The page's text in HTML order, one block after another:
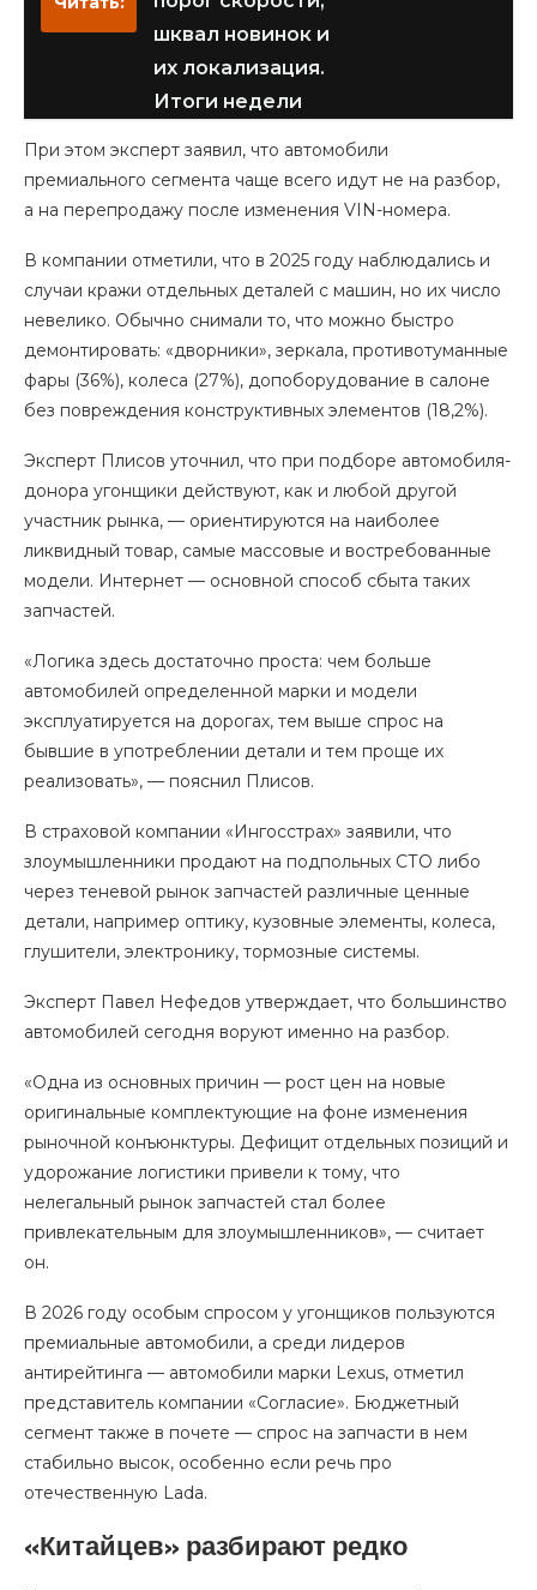
шквал новинок и
их локализация.
Итоги недели
При этом эксперт заявил, что автомобили
премиального сегмента чаще всего идут не на разбор,
а на перепродажу после изменения VIN-номера.
В компании отметили, что в 2025 году наблюдались и
случаи кражи отдельных деталей с машин, но их число
невелико. Обычно снимали то, что можно быстро
демонтировать: «дворники», зеркала, противотуманные
фары (36%), колеса (27%), допоборудование в салоне
без повреждения конструктивных элементов (18,2%).
Эксперт Плисов уточнил, что при подборе автомобиля-
донора угонщики действуют, как и любой другой
участник рынка, — ориентируются на наиболее
ликвидный товар, самые массовые и востребованные
модели. Интернет — основной способ сбыта таких
запчастей.
«Логика здесь достаточно проста: чем больше
автомобилей определенной марки и модели
эксплуатируется на дорогах, тем выше спрос на
бывшие в употреблении детали и тем проще их
реализовать», — пояснил Плисов.
В страховой компании «Ингосстрах» заявили, что
злоумышленники продают на подпольных СТО либо
через теневой рынок запчастей различные ценные
детали, например оптику, кузовные элементы, колеса,
глушители, электронику, тормозные системы.
Эксперт Павел Нефедов утверждает, что большинство
автомобилей сегодня воруют именно на разбор.
«Одна из основных причин — рост цен на новые
оригинальные комплектующие на фоне изменения
рыночной конъюнктуры. Дефицит отдельных позиций и
удорожание логистики привели к тому, что
нелегальный рынок запчастей стал более
привлекательным для злоумышленников», — считает
он.
В 2026 году особым спросом у угонщиков пользуются
премиальные автомобили, а среди лидеров
антирейтинга — автомобили марки Lexus, отметил
представитель компании «Согласие». Бюджетный
сегмент также в почете — спрос на запчасти в нем
стабильно высок, особенно если речь про
отечественную Lada.
«Китайцев» разбирают редко